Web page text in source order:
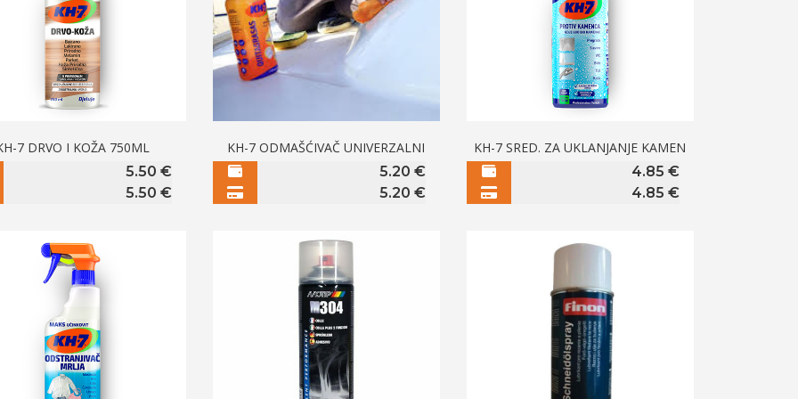
7 DRVO I KOŽA 750ML
5.50 €
5.50 €
KH-7 ODMAŠĆIVAČ UNIVERZALNI
5.20 €
5.20 €
KH-7 SRED. ZA UKLANJANJE KAMEN
4.85 €
4.85 €